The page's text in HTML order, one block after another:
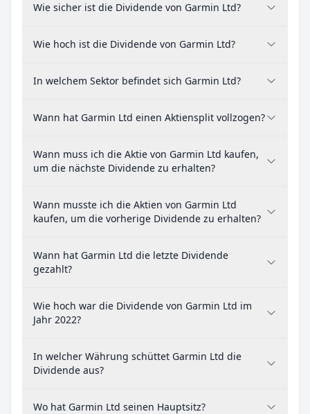
Wie sicher ist die Dividende von Garmin Ltd?
Wie hoch ist die Dividende von Garmin Ltd?
In welchem Sektor befindet sich Garmin Ltd?
Wann hat Garmin Ltd einen Aktiensplit vollzogen?
Wann muss ich die Aktie von Garmin Ltd kaufen,
um die nächste Dividende zu erhalten?
Wann musste ich die Aktien von Garmin Ltd
kaufen, um die vorherige Dividende zu erhalten?
Wann hat Garmin Ltd die letzte Dividende
gezahlt?
Wie hoch war die Dividende von Garmin Ltd im
Jahr 2022?
In welcher Währung schüttet Garmin Ltd die
Dividende aus?
Wo hat Garmin Ltd seinen Hauptsitz?